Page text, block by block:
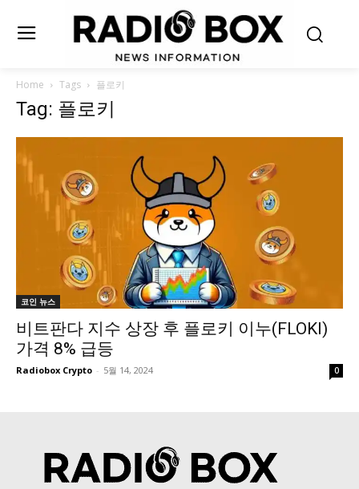
Home Tags 플로키
Tag: 플로키
코인 뉴스
비트판다 지수 상장 후 플로키 이누(FLOKI)
가격 8% 급등
Radiobox Crypto - 5월 14, 2024 0